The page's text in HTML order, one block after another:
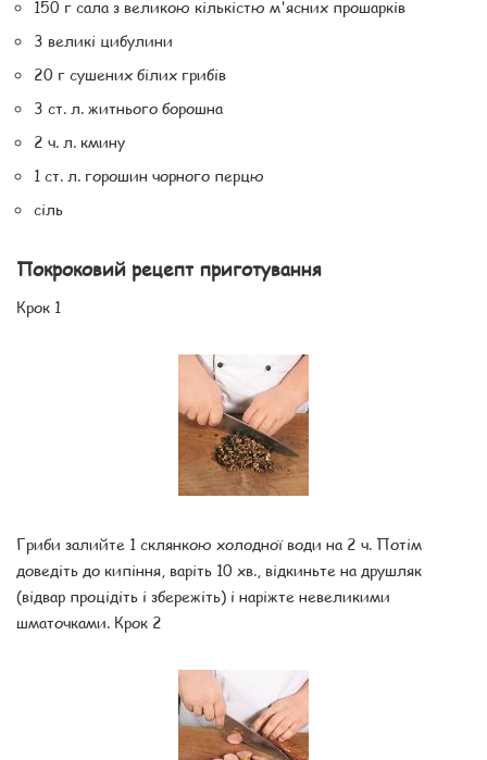
150 г сала з великою кількістю м'ясних прошарків
3 великі цибулини
20 г сушених білих грибів
3 ст. л. житнього борошна
2 ч. л. кмину
1 ст. л. горошин чорного перцю
сіль
Покроковий рецепт приготування
Крок 1
Гриби залийте 1 склянкою холодної води на 2 ч. Потім
доведіть до кипіння, варіть 10 хв., відкиньте на друшляк
(відвар процідіть і збережіть) і наріжте невеликими
шматочками. Крок 2